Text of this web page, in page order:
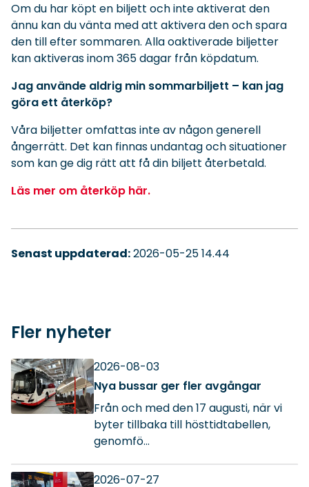
Om du har köpt en biljett och inte aktiverat den
ännu kan du vänta med att aktivera den och spara
den till efter sommaren. Alla oaktiverade biljetter
kan aktiveras inom 365 dagar från köpdatum.
Jag använde aldrig min sommarbiljett – kan jag
göra ett återköp?
Våra biljetter omfattas inte av någon generell
ångerrätt. Det kan finnas undantag och situationer
som kan ge dig rätt att få din biljett återbetald.
Läs mer om återköp här.
Senast uppdaterad:2026-05-25 14.44
Fler nyheter
2026-08-03
Nya bussar ger fler avgångar
Från och med den 17 augusti, när vi
byter tillbaka till hösttidtabellen,
genomfö...
2026-07-27